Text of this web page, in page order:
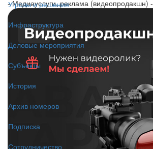
Угрозы и решения
Инфраструктура
Деловые мероприятия
Субъекты
История
Архив номеров
Подписка
Сотрудничество
- Медиауслуги, реклама (видеопродакшн) -